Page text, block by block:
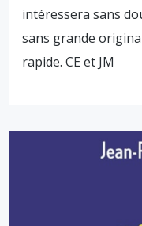
intéressera sans
sans grande
rapide. CE et JM